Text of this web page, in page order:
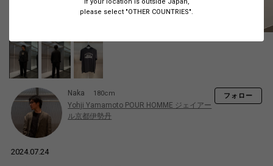
please select "OTHER COUNTRIES".
Naka 180cm
Yohji Yamamoto POUR HOMME ジェイアー
ル京都伊勢丹
フォロー
2024.07.24